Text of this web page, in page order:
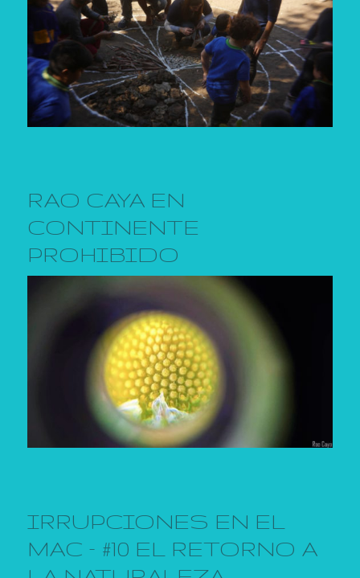
RAO CAYA EN
CONTINENTE
PROHIBIDO
IRRUPCIONES EN EL
MAC – #10 EL RETORNO A